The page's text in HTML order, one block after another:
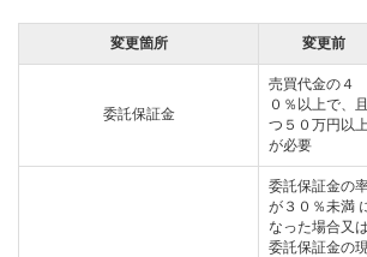
変更箇所 変更前
委託保証金
売買代金の４
０％以上で、且
つ５０万円以
が必要
委託保証金の
が３０％未満
なった場合又は
委託保証金の